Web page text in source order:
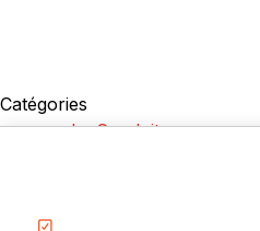
Catégories
La Conduite